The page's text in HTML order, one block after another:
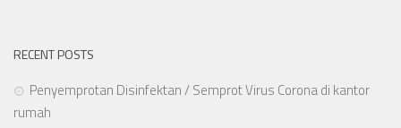
RECENT POSTS
Penyemprotan Disinfektan / Semprot Virus Corona di kantor
rumah